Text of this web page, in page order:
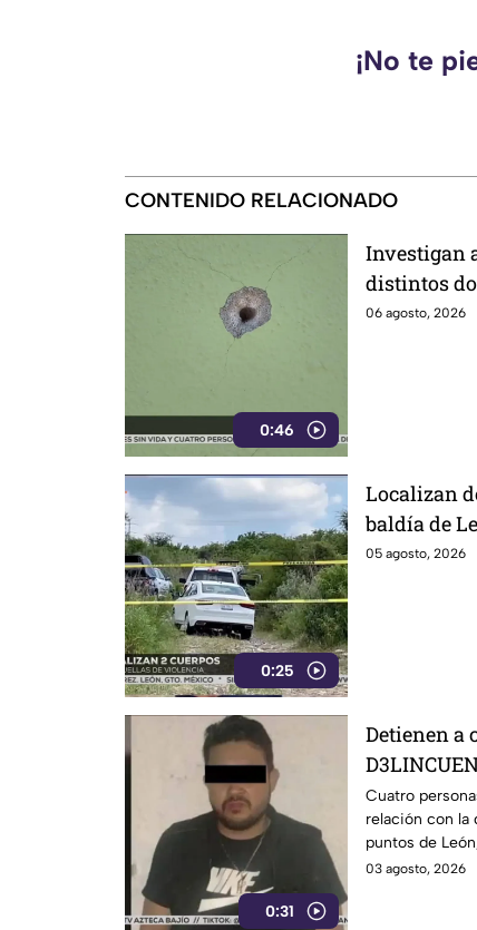
¡No te
CONTENIDO RELACIONADO
0:46
Investigan
distintos
de ellos
06 agosto, 2026
0:25
Localizan
baldía de
sus
05 agosto, 2026
0:31
Detienen a
Cuatro
relación con
puntos de
03 agosto, 2026